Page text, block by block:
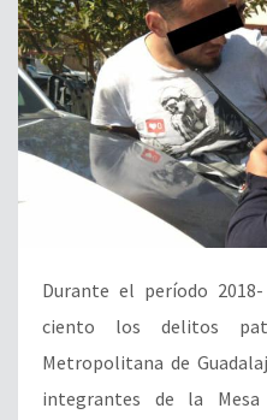
Durante el período
ciento los delitos
Metropolitana de
integrantes de la